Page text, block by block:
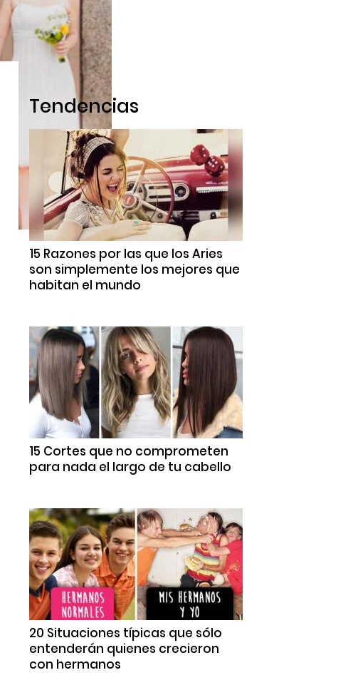
Tendencias
15 Razones por las que los Aries
son simplemente los mejores que
habitan el mundo
15 Cortes que no comprometen
para nada el largo de tu cabello
20 Situaciones típicas que sólo
entenderán quienes crecieron
con hermanos